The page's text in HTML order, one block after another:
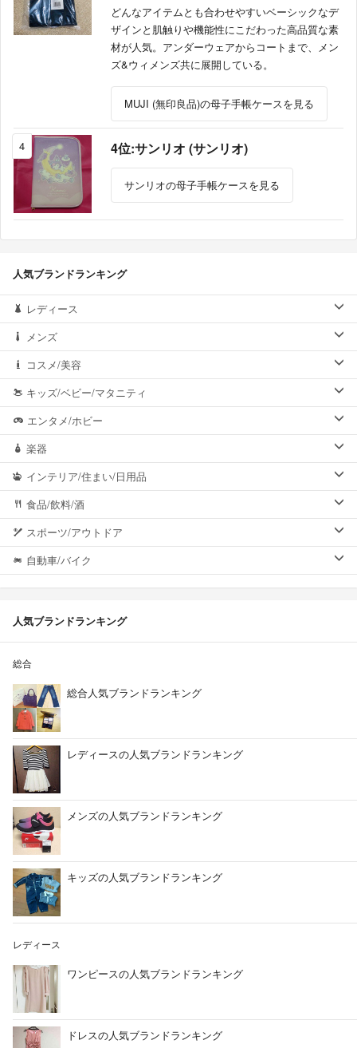
どんなアイテムとも合わせやすいベーシックなデ
ザインと肌触りや機能性にこだわった高品質な素
材が人気。アンダーウェアからコートまで、メン
ズ&ウィメンズ共に展開している。
MUJI (無印良品)の母子手帳ケースを見る
4 4位:サンリオ (サンリオ)
サンリオの母子手帳ケースを見る
人気ブランドランキング
レディース
メンズ
コスメ/美容
キッズ/ベビー/マタニティ
エンタメ/ホビー
楽器
インテリア/住まい/日用品
食品/飲料/酒
スポーツ/アウトドア
自動車/バイク
人気ブランドランキング
総合
総合人気ブランドランキング
レディースの人気ブランドランキング
メンズの人気ブランドランキング
キッズの人気ブランドランキング
レディース
ワンピースの人気ブランドランキング
ドレスの人気ブランドランキング